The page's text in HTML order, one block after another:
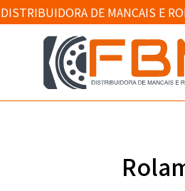
DISTRIBUIDORA DE MANCAIS E